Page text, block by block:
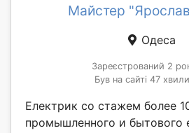
Майстер
Одеса
Зареєстрований 2
Був на сайті 47
Електрик со стажем более
промышленного и бытового